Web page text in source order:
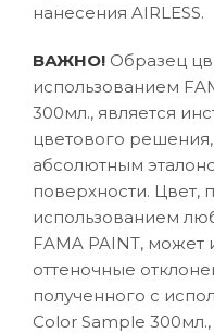
нанесения AIRLESS.
ВАЖНО! Образец
использованием
300мл., является
цветового
абсолютным
поверхности. Цвет,
использованием
FAMA PAINT, может
оттеночные
полученного с
Color Sample